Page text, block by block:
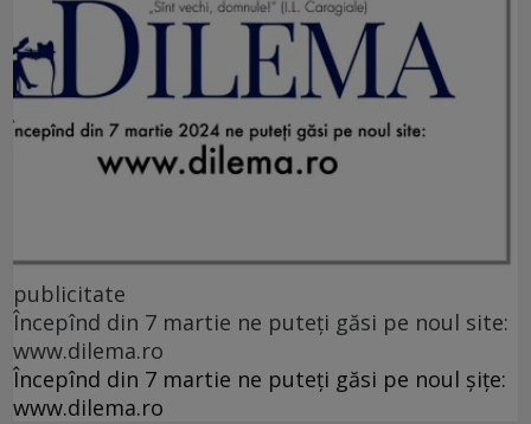
publicitate
Începînd din 7 martie ne puteți găsi pe noul site:
www.dilema.ro
Începînd din 7 martie ne puteți găsi pe noul șițe:
www.dilema.ro